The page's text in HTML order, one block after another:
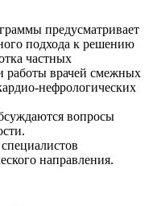
предусматривает
подхода к решению
частных
работы врачей смежных
нефрологических
вопросы
направления.